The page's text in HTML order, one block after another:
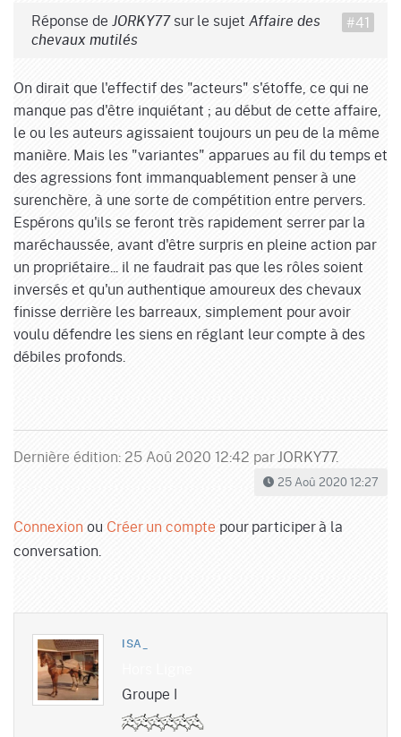
Réponse de JORKY77sur le sujet Affaire des
chevaux mutilés
On dirait que l'effectif des "acteurs" s'étoffe, ce qui ne
manque pas d'être inquiétant ; au début de cette affaire,
le ou les auteurs agissaient toujours un peu de la même
manière. Mais les "variantes" apparues au fil du temps et
des agressions font immanquablement penser à une
surenchère, à une sorte de compétition entre pervers.
Espérons qu'ils se feront très rapidement serrer par la
maréchaussée, avant d'être surpris en pleine action par
un propriétaire... il ne faudrait pas que les rôles soient
inversés et qu'un authentique amoureux des chevaux
finisse derrière les barreaux, simplement pour avoir
voulu défendre les siens en réglant leur compte à des
débiles profonds.
Dernière édition: 25 Aoû 2020 12:42 parJORKY77.
25 Aoû 2020 12:27
#41
Connexionou Créer un compte pour participer à la
conversation.
ISA_
Groupe I